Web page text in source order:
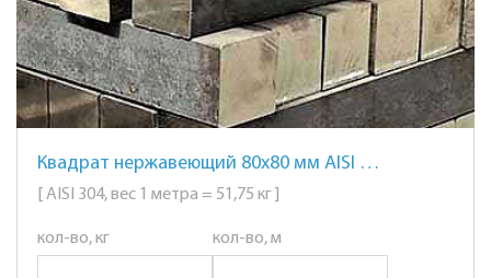
Квадрат нержавеющий 80х80 мм AISI 304 сталь 08Х18Н10
[ AISI 304, вес 1 метра = 51,75 кг ]
кол-во, кг кол-во, м